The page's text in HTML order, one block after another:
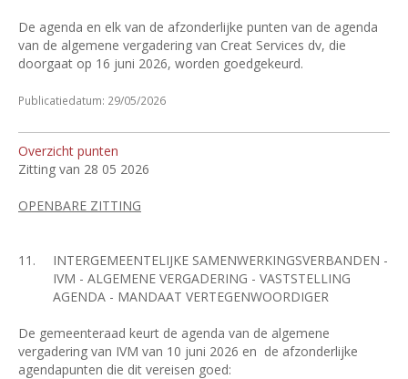
De agenda en elk van de afzonderlijke punten van de agenda
van de algemene vergadering van Creat Services dv, die
doorgaat op 16 juni 2026, worden goedgekeurd.
Publicatiedatum: 29/05/2026
Overzicht punten
Zitting van 28 05 2026
OPENBARE ZITTING
11.
INTERGEMEENTELIJKE SAMENWERKINGSVERBANDEN -
IVM - ALGEMENE VERGADERING - VASTSTELLING
AGENDA - MANDAAT VERTEGENWOORDIGER
De gemeenteraad keurt de agenda van de algemene
vergadering van IVM van 10 juni 2026 en de afzonderlijke
agendapunten die dit vereisen goed: